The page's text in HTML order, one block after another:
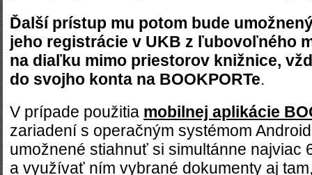
Ďalší prístup mu potom bude
jeho registrácie v UKB z ľubovoľného
na diaľku mimo priestorov knižnice,
do svojho konta na BOOKPORTe.
V prípade použitia mobilnej aplikácie
zariadení s operačným systémom
umožnené stiahnuť si simultánne najviac
a využívať ním vybrané dokumenty aj